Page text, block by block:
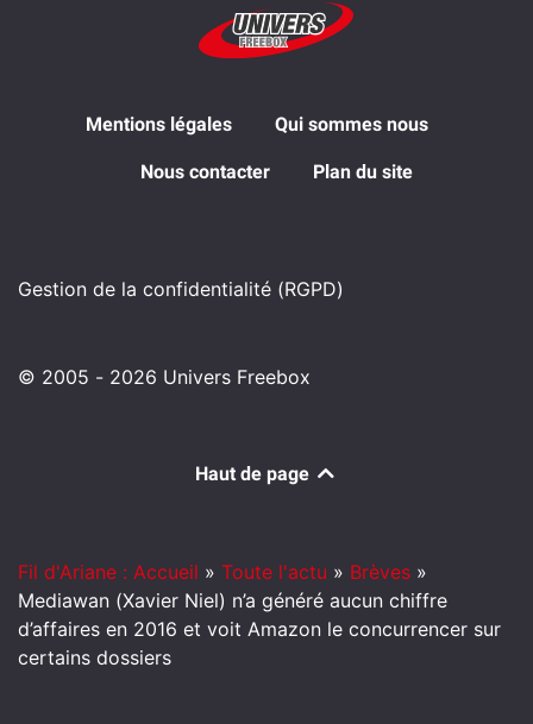
Mentions légales Qui sommes nous
Nous contacter Plan du site
Gestion de la confidentialité (RGPD)
© 2005 - 2026 Univers Freebox
Haut de page
Fil d'Ariane : Accueil » Toute l'actu » Brèves »
Mediawan (Xavier Niel) n’a généré aucun chiffre
d’affaires en 2016 et voit Amazon le concurrencer sur
certains dossiers